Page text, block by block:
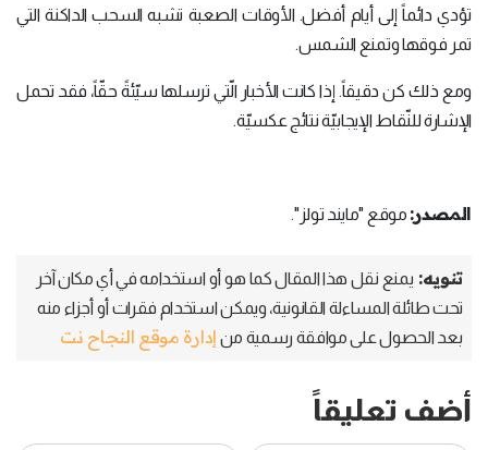
تؤدي دائماً إلى أيام أفضل. الأوقات الصعبة تشبه السحب الداكنة التي
تمر فوقها وتمنع الشمس.
ومع ذلك كن دقيقاً. إذا كانت الأخبار الّتي ترسلها سيّئةً حقّاً، فقد تحمل
الإشارة للنّقاط الإيجابيّة نتائج عكسيّة.
المصدر: موقع "مايند تولز".
تنويه: يمنع نقل هذا المقال كما هو أو استخدامه في أي مكان آخر
تحت طائلة المساءلة القانونية، ويمكن استخدام فقرات أو أجزاء منه
بعد الحصول على موافقة رسمية من إدارة موقع النجاح نت
أضف تعليقاً